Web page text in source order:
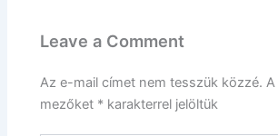
Leave a Comment
Az e-mail címet nem tesszük közzé.
mezőket * karakterrel jelöltük